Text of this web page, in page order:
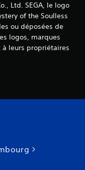
Ltd. SEGA, le logo
of the Soulless
ou déposées de
logos, marques
leurs propriétaires